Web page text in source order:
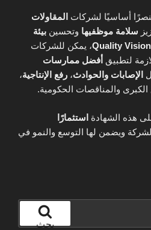
أساسيًا لشركات المقاولات
سلامة موظفيها وتحسين بيئة
Quality Vision، يمكن للشركات
لتطبيق أفضل ممارسات
الإصابات والحوادث، رفع الإنتاجية،
والمناقصات الحكومية.
هذه الشهادة استثمارًا
ويضمن لها التوسع والنمو في
بحث